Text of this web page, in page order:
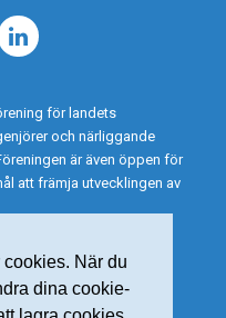
När du
dina cookie-
LinkedIn
för landets
och närliggande
är även öppen för
att främja utvecklingen av